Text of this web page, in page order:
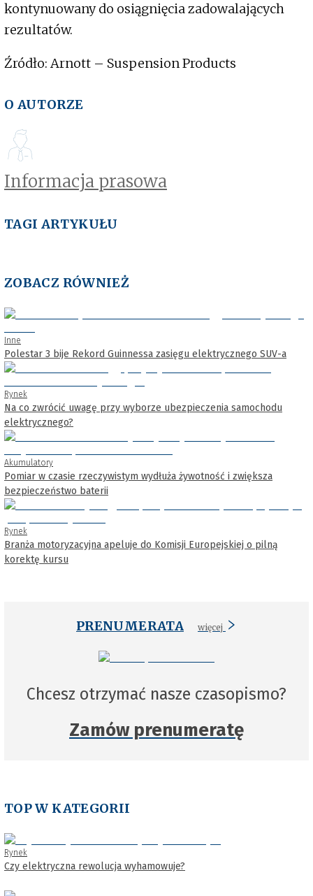
kontynuowany do osiągnięcia zadowalających
rezultatów.
Źródło: Arnott – Suspension Products
O AUTORZE
Informacja prasowa
TAGI ARTYKUŁU
ZOBACZ RÓWNIEŻ
Inne
Polestar 3 bije Rekord Guinnessa zasięgu elektrycznego SUV-a
Rynek
Na co zwrócić uwagę przy wyborze ubezpieczenia samochodu
elektrycznego?
Akumulatory
Pomiar w czasie rzeczywistym wydłuża żywotność i zwiększa
bezpieczeństwo baterii
Rynek
Branża motoryzacyjna apeluje do Komisji Europejskiej o pilną
korektę kursu
PRENUMERATA więcej
Chcesz otrzymać nasze czasopismo?
Zamów prenumeratę
TOP W KATEGORII
Rynek
Czy elektryczna rewolucja wyhamowuje?